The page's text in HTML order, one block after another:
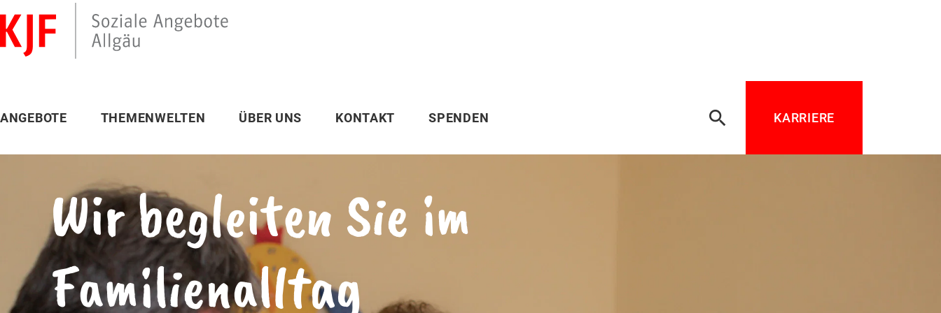
ANGEBOTE THEMENWELTEN ÜBER UNS KONTAKT SPENDEN search KARRIERE
Wir begleiten Sie im
Familienalltag